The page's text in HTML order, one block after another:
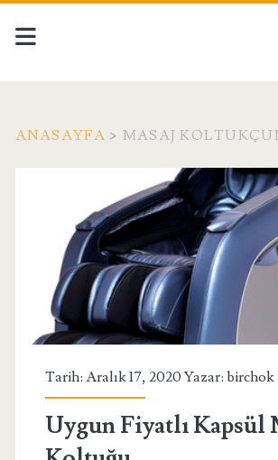
ANASAYFA > MASAJ
Etiket:
<span>Masaj
Koltukçum</
Tarih: Aralık 17, 2020 Yazar: birchok
Uygun Fiyatlı Kapsül